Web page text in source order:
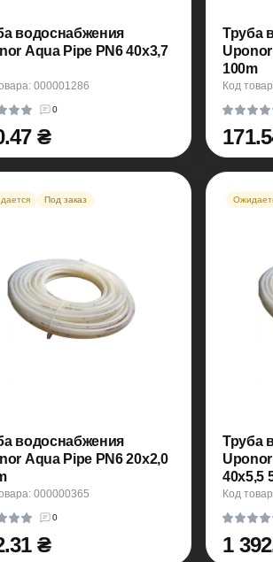
водоснабжения
Aqua Pipe PN6 40x3,7
000001286
0
₴
Труба
100m
Код
Под заказ
водоснабжения
Aqua Pipe PN6 20x2,0
000000365
0
₴
Труба
40x5,5
Код
1